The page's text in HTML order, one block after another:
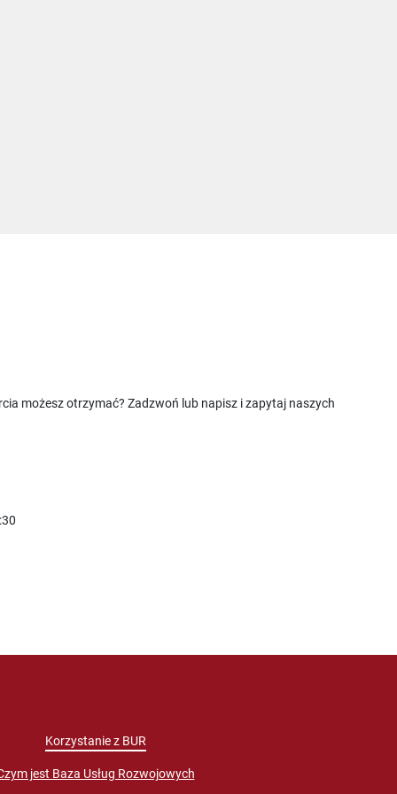
możesz otrzymać? Zadzwoń lub napisz i zapytaj naszych
Korzystanie z BUR
jest Baza Usług Rozwojowych